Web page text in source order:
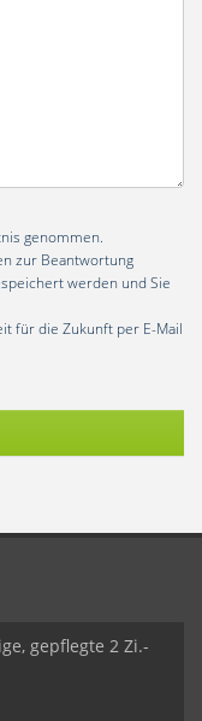
genommen.
zur Beantwortung
werden und Sie
für die Zukunft per E-Mail
gepflegte 2 Zi.-